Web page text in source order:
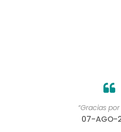
“Gracias
07-AGO-